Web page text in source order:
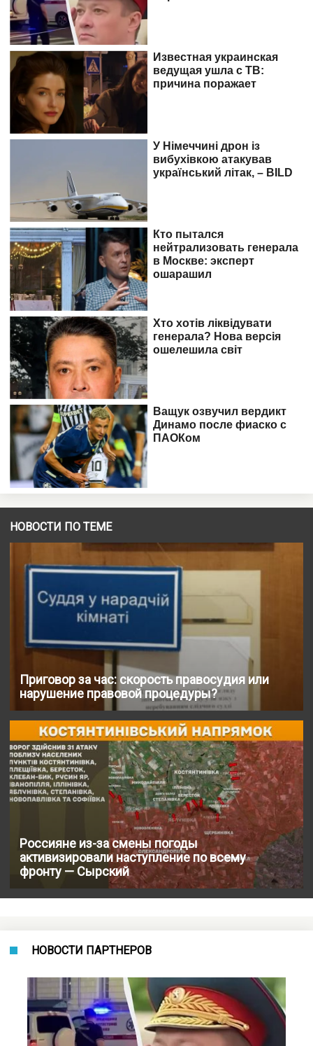
НОВОСТИ ПО ТЕМЕ
Приговор за час: скорость правосудия или
нарушение правовой процедуры?
Россияне из-за смены погоды
активизировали наступление по всему
фронту — Сырский
НОВОСТИ ПАРТНЕРОВ